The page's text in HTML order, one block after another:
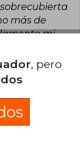
más de
mi
para
No es útil
14 de Julio,
, pero